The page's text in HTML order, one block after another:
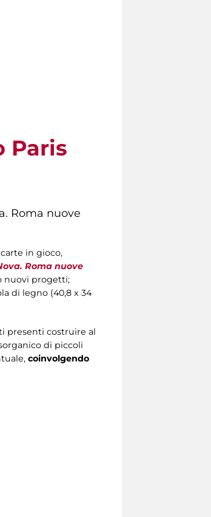
Paris
Roma nuove
in gioco,
Roma nuove
nuovi progetti;
di legno (40,8 x 34
presenti costruire al
di piccoli
coinvolgendo